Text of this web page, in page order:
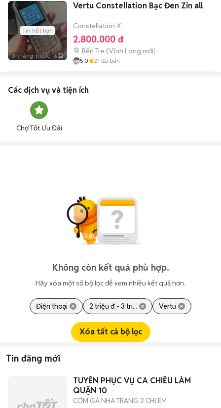
Tin hết hạn
3 tháng trước 6
Vertu Constellation Bạc Đen Zin all
Constellation X
2.800.000 đ
Bến Tre (Vĩnh Long mới)
5.0 21 đã bán
Các dịch vụ và tiện ích
Chợ Tốt Ưu Đãi
Không còn kết quả phù hợp.
Hãy xóa một số bộ lọc để xem nhiều kết quả hơn.
Điện thoại 2 triệu đ - 3 tri... Vertu
Xóa tất cả bộ lọc
Tin đăng mới
TUYỂN PHỤC VỤ CA CHIỀU LÀM
QUẬN 10
CƠM GÀ NHA TRANG 2 CHỊ EM